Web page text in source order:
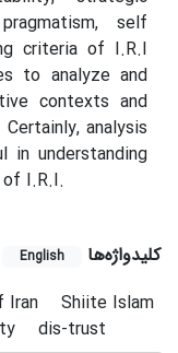
self
criteria of I.R.I
to analyze and
contexts and
analysis
understanding
I.R.I.
کلیدواژه‌ها English
Iran
Shiite Islam
dis-trust